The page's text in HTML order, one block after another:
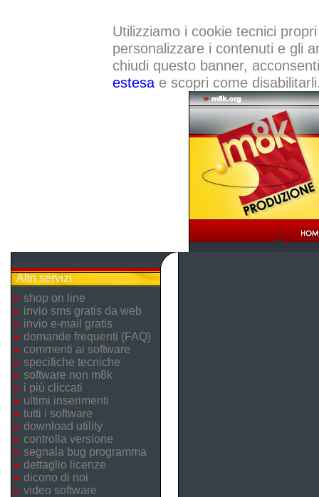
Utilizziamo i cookie tecnici
personalizzare i contenuti e gli
chiudi questo banner,
estesae scopri come
Altri servizi
shop on line
invio sms gratis da web
invio e-mail gratis
domande frequenti (FAQ)
commenti ai software
specifiche tecniche
software non m8k
i più cliccati
ultimi inserimenti
tutti i software
download utility
controlla versione
segnala bug programma
dettaglio licenze
dicono di noi
video software